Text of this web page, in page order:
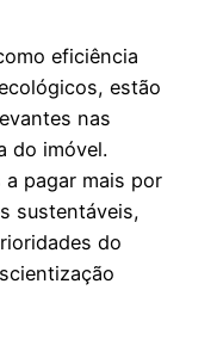
eficiência
estão
nas
do imóvel.
pagar mais por
sustentáveis,
do